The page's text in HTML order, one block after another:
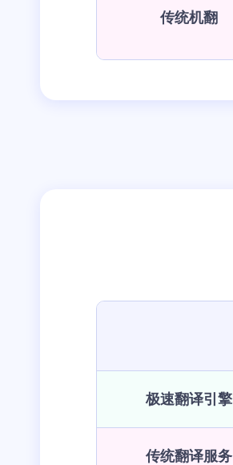
传统机翻
极速翻译引擎
传统翻译服务